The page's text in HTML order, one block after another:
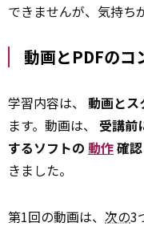
できませんが、気持ち
動画とPDFのコ
学習内容は、 動画とス
ます。動画は、 受講前
するソフトの 動作確認
きました。
第1回の動画は、 次の3